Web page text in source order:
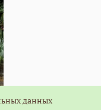
данных